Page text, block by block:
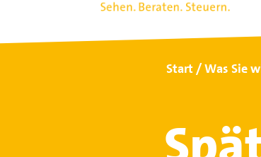
Start Was Sie